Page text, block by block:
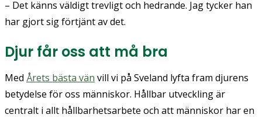
– Det känns väldigt trevligt och hedrande. Jag tycker han
har gjort sig förtjänt av det.
Djur får oss att må bra
Med Årets bästa vän vill vi på Sveland lyfta fram djurens
betydelse för oss människor. Hållbar utveckling är
centralt i allt hållbarhetsarbete och att människor har en